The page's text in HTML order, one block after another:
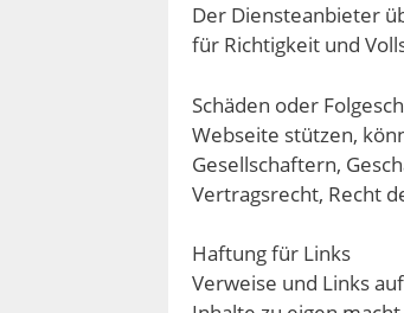
Der Diensteanbieter
für Richtigkeit und
Schäden oder
Webseite stützen,
Gesellschaftern,
Vertragsrecht, Recht
Haftung für Links
Verweise und Links